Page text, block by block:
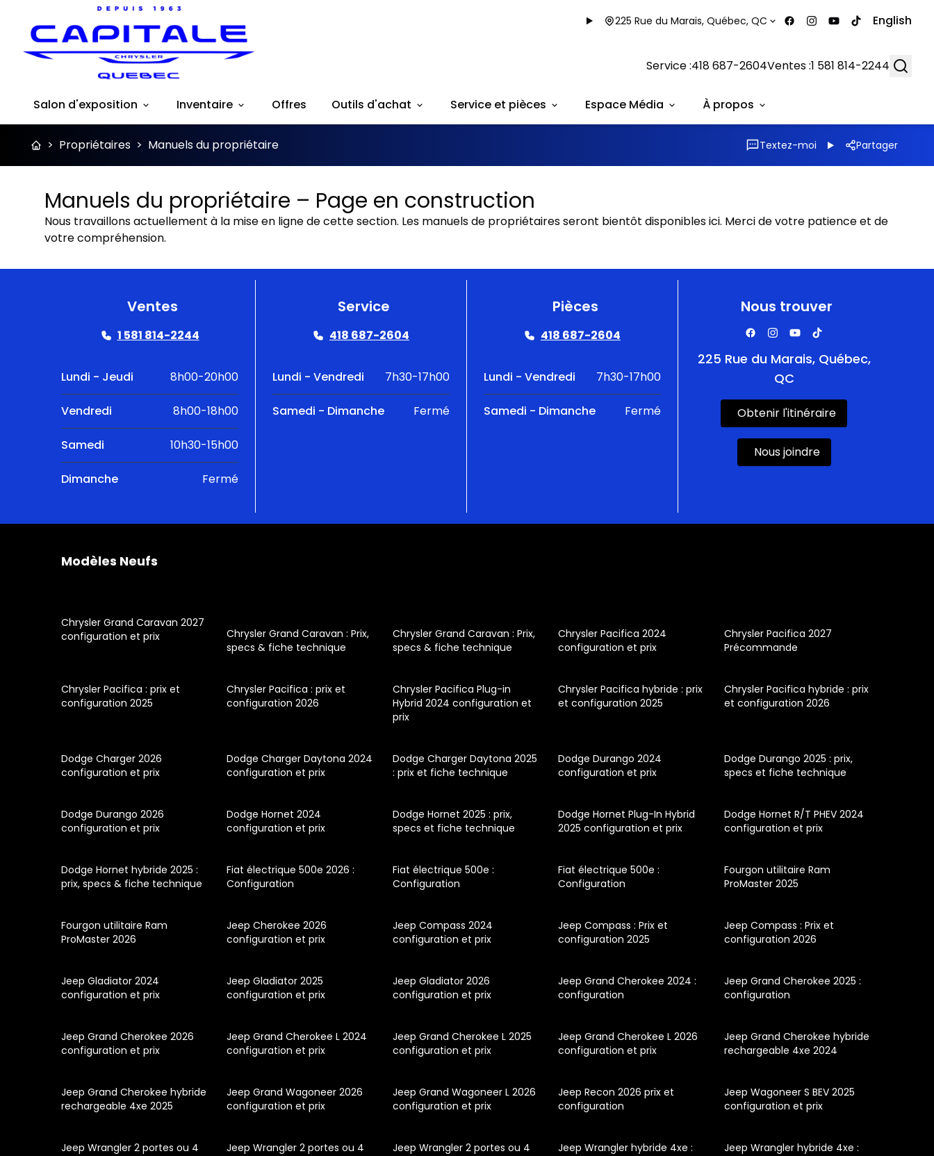
225 Rue du Marais, Québec, QC English
Service :418 687-2604Ventes :1 581 814-2244
Salon d'exposition Inventaire Offres Outils d'achat Service et pièces Espace Média À propos
> Propriétaires > Manuels du propriétaire Textez-moi Partager
Manuels du propriétaire – Page en construction
Nous travaillons actuellement à la mise en ligne de cette section. Les manuels de propriétaires seront bientôt disponibles ici. Merci de votre patience et de
votre compréhension.
Ventes
1 581 814-2244
Lundi - Jeudi 8h00-20h00
Vendredi 8h00-18h00
Samedi 10h30-15h00
Dimanche Fermé
Service
418 687-2604
Lundi - Vendredi 7h30-17h00
Samedi - Dimanche Fermé
Pièces
418 687-2604
Lundi - Vendredi 7h30-17h00
Samedi - Dimanche Fermé
Nous trouver
225 Rue du Marais, Québec,
QC
Obtenir l'itinéraire
Nous joindre
Modèles Neufs
Chrysler Grand Caravan 2027
configuration et prix
Chrysler Grand Caravan : Prix,
specs & fiche technique
Chrysler Grand Caravan : Prix,
specs & fiche technique
Chrysler Pacifica 2024
configuration et prix
Chrysler Pacifica 2027
Précommande
Chrysler Pacifica : prix et
configuration 2025
Chrysler Pacifica : prix et
configuration 2026
Chrysler Pacifica Plug-in
Hybrid 2024 configuration et
prix
Chrysler Pacifica hybride : prix
et configuration 2025
Chrysler Pacifica hybride : prix
et configuration 2026
Dodge Charger 2026
configuration et prix
Dodge Charger Daytona 2024
configuration et prix
Dodge Charger Daytona 2025
: prix et fiche technique
Dodge Durango 2024
configuration et prix
Dodge Durango 2025 : prix,
specs et fiche technique
Dodge Durango 2026
configuration et prix
Dodge Hornet 2024
configuration et prix
Dodge Hornet 2025 : prix,
specs et fiche technique
Dodge Hornet Plug-In Hybrid
2025 configuration et prix
Dodge Hornet R/T PHEV 2024
configuration et prix
Dodge Hornet hybride 2025 :
prix, specs & fiche technique
Fiat électrique 500e 2026 :
Configuration
Fiat électrique 500e :
Configuration
Fiat électrique 500e :
Configuration
Fourgon utilitaire Ram
ProMaster 2025
Fourgon utilitaire Ram
ProMaster 2026
Jeep Cherokee 2026
configuration et prix
Jeep Compass 2024
configuration et prix
Jeep Compass : Prix et
configuration 2025
Jeep Compass : Prix et
configuration 2026
Jeep Gladiator 2024
configuration et prix
Jeep Gladiator 2025
configuration et prix
Jeep Gladiator 2026
configuration et prix
Jeep Grand Cherokee 2024 :
configuration
Jeep Grand Cherokee 2025 :
configuration
Jeep Grand Cherokee 2026
configuration et prix
Jeep Grand Cherokee L 2024
configuration et prix
Jeep Grand Cherokee L 2025
configuration et prix
Jeep Grand Cherokee L 2026
configuration et prix
Jeep Grand Cherokee hybride
rechargeable 4xe 2024
Jeep Grand Cherokee hybride
rechargeable 4xe 2025
Jeep Grand Wagoneer 2026
configuration et prix
Jeep Grand Wagoneer L 2026
configuration et prix
Jeep Recon 2026 prix et
configuration
Jeep Wagoneer S BEV 2025
configuration et prix
Jeep Wrangler 2 portes ou 4
Jeep Wrangler 2 portes ou 4
Jeep Wrangler 2 portes ou 4
Jeep Wrangler hybride 4xe :
Jeep Wrangler hybride 4xe :